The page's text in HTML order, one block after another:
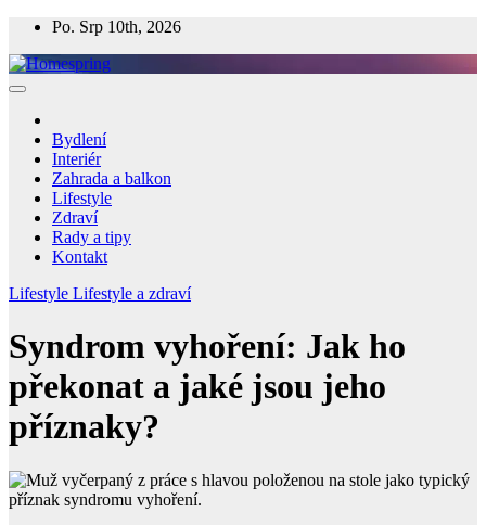
Skip
content
Po. Srp 10th, 2026
Bydlení
Interiér
Zahrada a balkon
Lifestyle
Zdraví
Rady a tipy
Kontakt
Lifestyle Lifestyle a zdraví
Syndrom vyhoření: Jak ho
překonat a jaké jsou jeho
příznaky?